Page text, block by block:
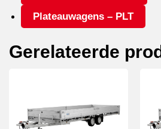
Plateauwagens – PLT
Gerelateerde